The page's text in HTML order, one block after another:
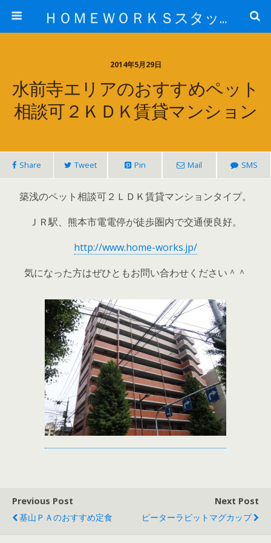
ＨＯＭＥＷＯＲＫＳスタッフ日記ブログ
2014年5月29日
水前寺エリアのおすすめペット
相談可２ＫＤＫ賃貸マンション
Share Tweet Pin Mail SMS
築浅のペット相談可２ＬＤＫ賃貸マンションタイプ。
ＪＲ駅、熊本市電電停が徒歩圏内で交通便良好。
http://www.home-works.jp/
気になった方はぜひともお問い合わせください＾＾
Previous Post
基山ＰＡのおすすめ定食
Next Post
ピーターラビットマグカップ